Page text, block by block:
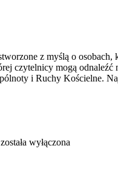
z myślą o
czytelnicy mogą
i Ruchy Kościelne.
została wyłączona